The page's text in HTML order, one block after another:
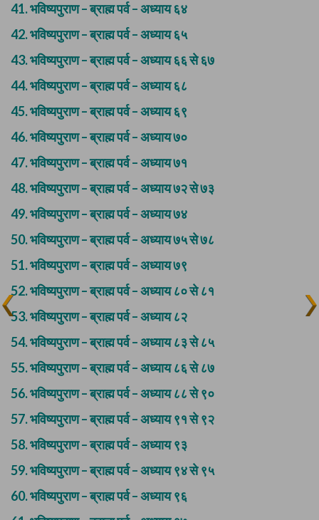
41.भविष्यपुराण – ब्राह्म पर्व – अध्याय ६४
42.भविष्यपुराण – ब्राह्म पर्व – अध्याय ६५
43.भविष्यपुराण – ब्राह्म पर्व – अध्याय ६६ से ६७
44.भविष्यपुराण – ब्राह्म पर्व – अध्याय ६८
45.भविष्यपुराण – ब्राह्म पर्व – अध्याय ६९
46.भविष्यपुराण – ब्राह्म पर्व – अध्याय ७०
47.भविष्यपुराण – ब्राह्म पर्व – अध्याय ७१
48.भविष्यपुराण – ब्राह्म पर्व – अध्याय ७२ से ७३
49.भविष्यपुराण – ब्राह्म पर्व – अध्याय ७४
50.भविष्यपुराण – ब्राह्म पर्व – अध्याय ७५ से ७८
51.भविष्यपुराण – ब्राह्म पर्व – अध्याय ७९
52.भविष्यपुराण – ब्राह्म पर्व – अध्याय ८० से ८१
53.भविष्यपुराण – ब्राह्म पर्व – अध्याय ८२
54.भविष्यपुराण – ब्राह्म पर्व – अध्याय ८३ से ८५
55.भविष्यपुराण – ब्राह्म पर्व – अध्याय ८६ से ८७
56.भविष्यपुराण – ब्राह्म पर्व – अध्याय ८८ से ९०
57.भविष्यपुराण – ब्राह्म पर्व – अध्याय ९१ से ९२
58.भविष्यपुराण – ब्राह्म पर्व – अध्याय ९३
59.भविष्यपुराण – ब्राह्म पर्व – अध्याय ९४ से ९५
60.भविष्यपुराण – ब्राह्म पर्व – अध्याय ९६